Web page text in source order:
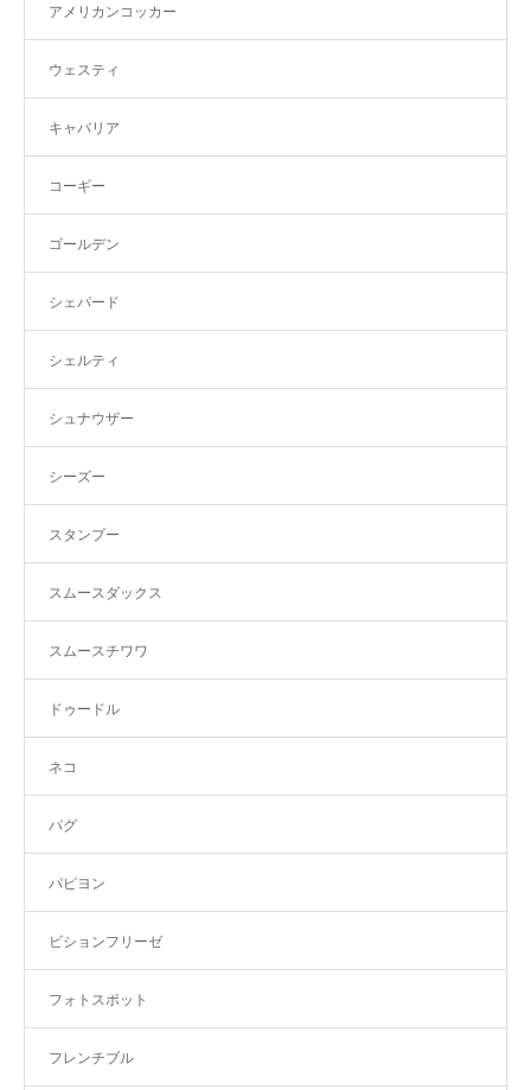
アメリカンコッカー
ウェスティ
キャバリア
コーギー
ゴールデン
シェパード
シェルティ
シュナウザー
シーズー
スタンプー
スムースダックス
スムースチワワ
ドゥードル
ネコ
パグ
パピヨン
ビションフリーゼ
フォトスポット
フレンチブル